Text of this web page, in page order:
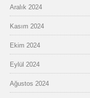
Aralık 2024
Kasım 2024
Ekim 2024
Eylül 2024
Ağustos 2024